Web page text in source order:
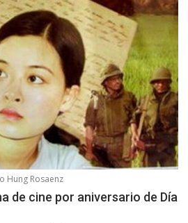
Hung Rosaenz
de cine por aniversario de Día